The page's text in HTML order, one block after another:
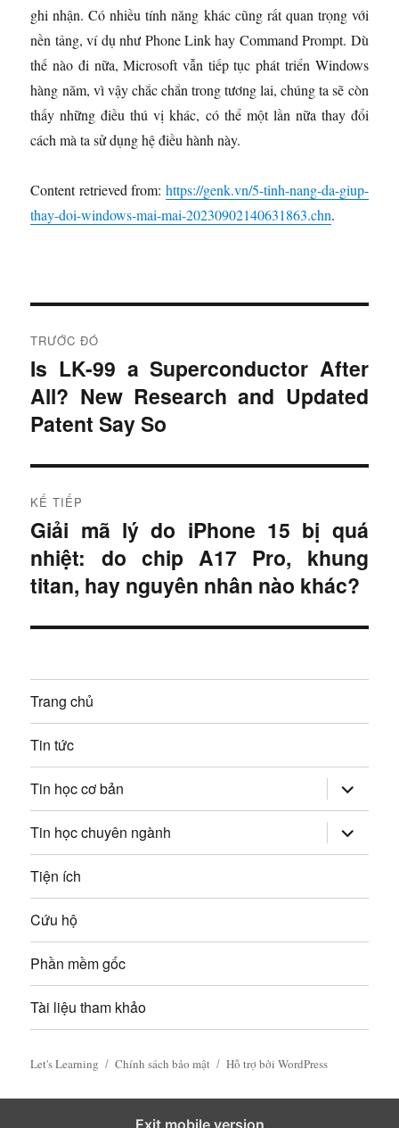
ghi nhận. Có nhiều tính năng khác cũng rất quan trọng với
nền tảng, ví dụ như Phone Link hay Command Prompt. Dù
thế nào đi nữa, Microsoft vẫn tiếp tục phát triển Windows
hàng năm, vì vậy chắc chắn trong tương lai, chúng ta sẽ còn
thấy những điều thú vị khác, có thể một lần nữa thay đổi
cách mà ta sử dụng hệ điều hành này.
Content retrieved from: https://genk.vn/5-tinh-nang-da-giup-
thay-doi-windows-mai-mai-20230902140631863.chn.
i
ề
u
h
ư
ớ
n
g
à
i
v
i
ế
t
TRƯỚC ĐÓ
B
à
i
r
c
:
Is LK-99 a Superconductor After
All? New Research and Updated
Patent Say So
KẾ TIẾP
B
à
i
i
p
:
Giải mã lý do iPhone 15 bị quá
nhiệt: do chip A17 Pro, khung
titan, hay nguyên nhân nào khác?
Trang chủ
Tin tức
Tin học cơ bản mở
rộng
trình
đơn
con
Tin học chuyên ngành mở
rộng
trình
Tiện ích
Cứu hộ
Phần mềm gốc
Tài liệu tham khảo
Let's Learning Chính sách bảo mật Hỗ trợ bởi WordPress
Exit mobile version